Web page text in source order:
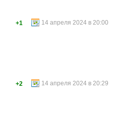
14 апреля 2024 в 20:00
+1
14 апреля 2024 в 20:29
+2